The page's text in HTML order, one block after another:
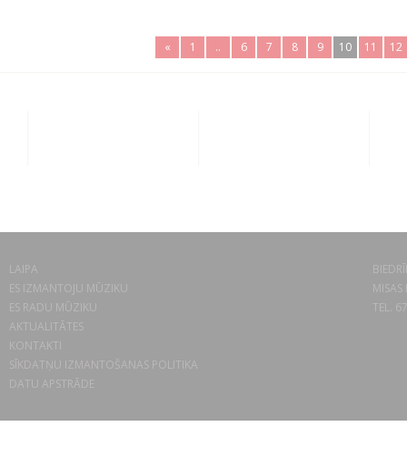
« 1 .. 6 7 8 9 10 11 12
LAIPA
ES IZMANTOJU MŪZIKU
ES RADU MŪZIKU
AKTUALITĀTES
KONTAKTI
SĪKDATŅU IZMANTOŠANAS POLITIKA
DATU APSTRĀDE
TEL.